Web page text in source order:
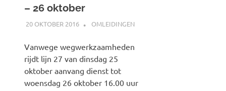
– 26 oktober
20 OKTOBER 2016 JOHAN
OMLEIDINGEN
Vanwege wegwerkzaamheden
rijdt lijn 27 van dinsdag 25
oktober aanvang dienst tot
woensdag 26 oktober 16.00 uur